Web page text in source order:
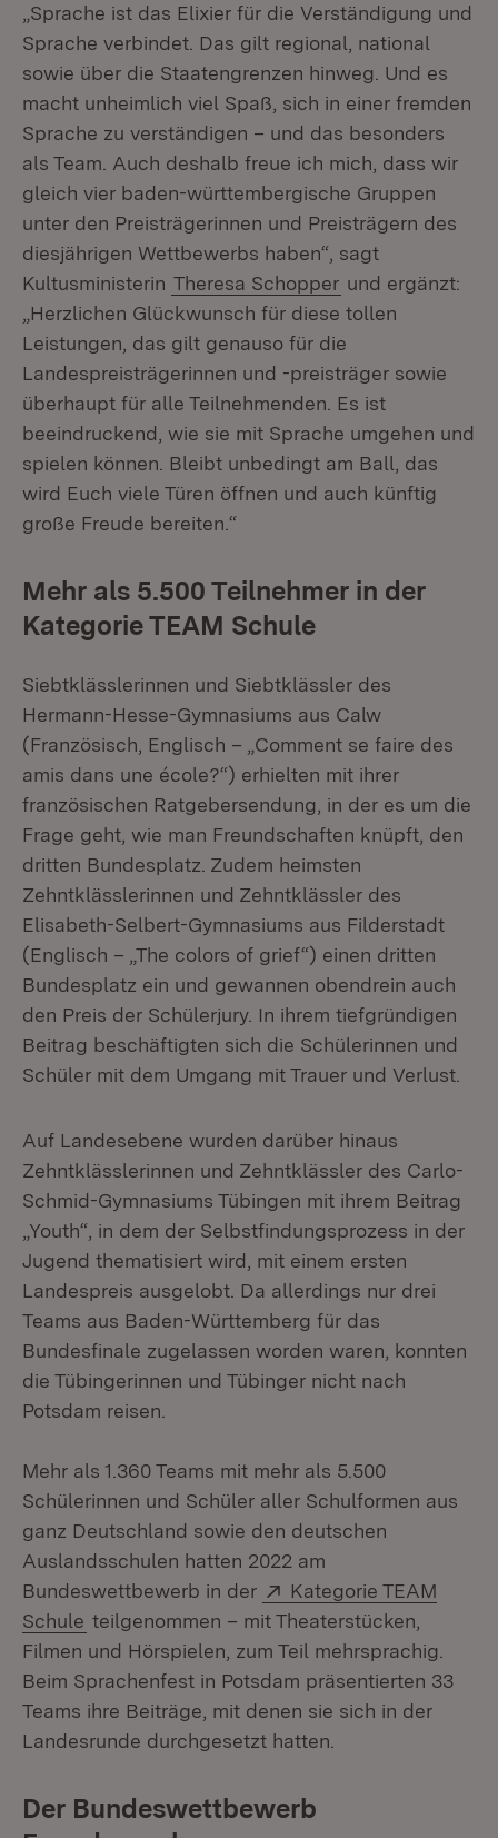
„Sprache ist das Elixier für die Verständigung und
Sprache verbindet. Das gilt regional, national
sowie über die Staatengrenzen hinweg. Und es
macht unheimlich viel Spaß, sich in einer fremden
Sprache zu verständigen – und das besonders
als Team. Auch deshalb freue ich mich, dass wir
gleich vier baden-württembergische Gruppen
unter den Preisträgerinnen und Preisträgern des
diesjährigen Wettbewerbs haben“, sagt
Kultusministerin Theresa Schopper und ergänzt:
„Herzlichen Glückwunsch für diese tollen
Leistungen, das gilt genauso für die
Landespreisträgerinnen und -preisträger sowie
überhaupt für alle Teilnehmenden. Es ist
beeindruckend, wie sie mit Sprache umgehen und
spielen können. Bleibt unbedingt am Ball, das
wird Euch viele Türen öffnen und auch künftig
große Freude bereiten.“
Mehr als 5.500 Teilnehmer in der
Kategorie TEAM Schule
Siebtklässlerinnen und Siebtklässler des
Hermann-Hesse-Gymnasiums aus Calw
(Französisch, Englisch – „Comment se faire des
amis dans une école?“) erhielten mit ihrer
französischen Ratgebersendung, in der es um die
Frage geht, wie man Freundschaften knüpft, den
dritten Bundesplatz. Zudem heimsten
Zehntklässlerinnen und Zehntklässler des
Elisabeth-Selbert-Gymnasiums aus Filderstadt
(Englisch – „The colors of grief“) einen dritten
Bundesplatz ein und gewannen obendrein auch
den Preis der Schülerjury. In ihrem tiefgründigen
Beitrag beschäftigten sich die Schülerinnen und
Schüler mit dem Umgang mit Trauer und Verlust.
Auf Landesebene wurden darüber hinaus
Zehntklässlerinnen und Zehntklässler des Carlo-
Schmid-Gymnasiums Tübingen mit ihrem Beitrag
„Youth“, in dem der Selbstfindungsprozess in der
Jugend thematisiert wird, mit einem ersten
Landespreis ausgelobt. Da allerdings nur drei
Teams aus Baden-Württemberg für das
Bundesfinale zugelassen worden waren, konnten
die Tübingerinnen und Tübinger nicht nach
Potsdam reisen.
Mehr als 1.360 Teams mit mehr als 5.500
Schülerinnen und Schüler aller Schulformen aus
ganz Deutschland sowie den deutschen
Auslandsschulen hatten 2022 am
Bundeswettbewerb in der
Extern:
Kategorie TEAM
Schule (Öffnet in neuem Fenster)
teilgenommen – mit Theaterstücken,
Filmen und Hörspielen, zum Teil mehrsprachig.
Beim Sprachenfest in Potsdam präsentierten 33
Teams ihre Beiträge, mit denen sie sich in der
Landesrunde durchgesetzt hatten.
Der Bundeswettbewerb